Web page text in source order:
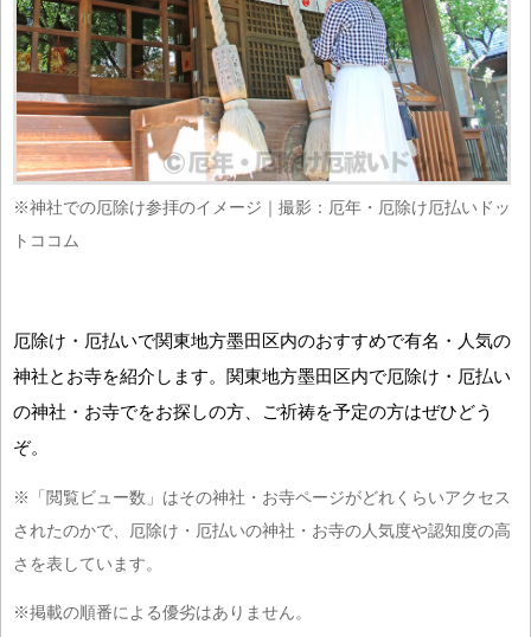
※神社での厄除け参拝のイメージ｜撮影：厄年・厄除け厄払いドッ
トココム
厄除け・厄払いで関東地方墨田区内のおすすめで有名・人気の
神社とお寺を紹介します。関東地方墨田区内で厄除け・厄払い
の神社・お寺でをお探しの方、ご祈祷を予定の方はぜひどう
ぞ。
※「閲覧ビュー数」はその神社・お寺ページがどれくらいアクセス
されたのかで、厄除け・厄払いの神社・お寺の人気度や認知度の高
さを表しています。
※掲載の順番による優劣はありません。